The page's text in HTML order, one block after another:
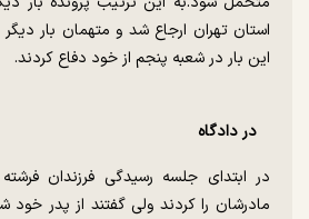
استان تهران ارجاع شد و متهمان بار
این بار در شعبه پنجم از خود دفاع کردند.
در دادگاه
در ابتدای جلسه رسیدگی فرزندان
مادرشان را کردند ولی گفتند از پدر خود